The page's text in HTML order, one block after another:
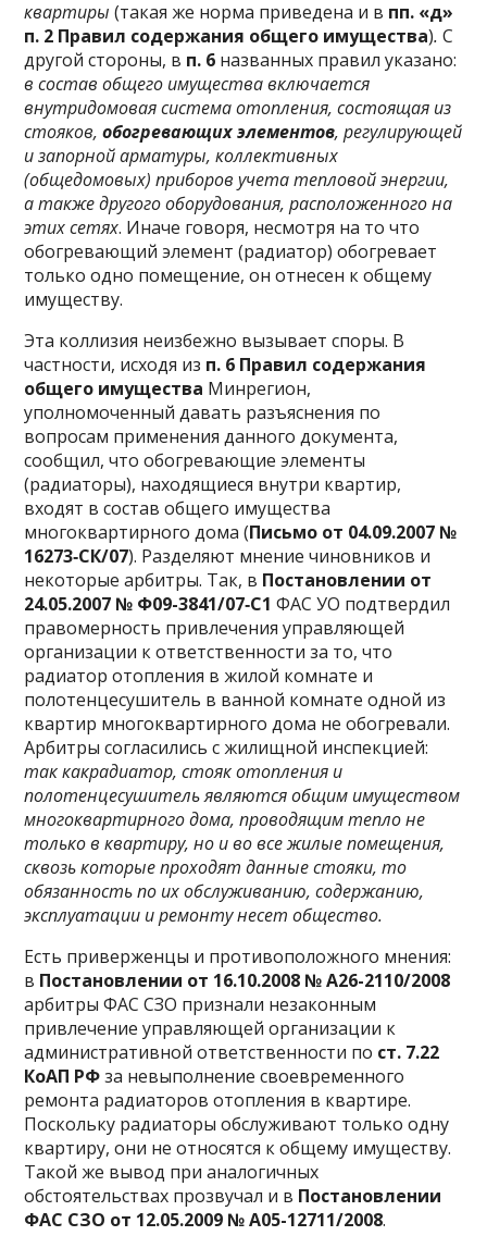
квартиры (такая же норма приведена и в пп. «д»
п. 2 Правил содержания общего имущества). С
другой стороны, в п. 6 названных правил указано:
в состав общего имущества включается
внутридомовая система отопления, состоящая из
стояков,обогревающих элементов, регулирующей
и запорной арматуры, коллективных
(общедомовых) приборов учета тепловой энергии,
а также другого оборудования, расположенного на
этих сетях. Иначе говоря, несмотря на то что
обогревающий элемент (радиатор) обогревает
только одно помещение, он отнесен к общему
имуществу.
Эта коллизия неизбежно вызывает споры. В
частности, исходя из п. 6 Правил содержания
общего имущества Минрегион,
уполномоченный давать разъяснения по
вопросам применения данного документа,
сообщил, что обогревающие элементы
(радиаторы), находящиеся внутри квартир,
входят в состав общего имущества
многоквартирного дома (Письмо от 04.09.2007 №
16273‑СК/07). Разделяют мнение чиновников и
некоторые арбитры. Так, в Постановлении от
24.05.2007 № Ф09-3841/07‑С1 ФАС УО подтвердил
правомерность привлечения управляющей
организации к ответственности за то, что
радиатор отопления в жилой комнате и
полотенцесушитель в ванной комнате одной из
квартир многоквартирного дома не обогревали.
Арбитры согласились с жилищной инспекцией:
так какрадиатор, стояк отопления и
полотенцесушитель являются общим имуществом
многоквартирного дома, проводящим тепло не
только в квартиру, но и во все жилые помещения,
сквозь которые проходят данные стояки, то
обязанность по их обслуживанию, содержанию,
эксплуатации и ремонту несет общество.
Есть приверженцы и противоположного мнения:
в Постановлении от 16.10.2008 № А26-2110/2008
арбитры ФАС СЗО признали незаконным
привлечение управляющей организации к
административной ответственности по ст. 7.22
КоАП РФза невыполнение своевременного
ремонта радиаторов отопления в квартире.
Поскольку радиаторы обслуживают только одну
квартиру, они не относятся к общему имуществу.
Такой же вывод при аналогичных
обстоятельствах прозвучал и в Постановлении
ФАС СЗО от 12.05.2009 № А05-12711/2008.